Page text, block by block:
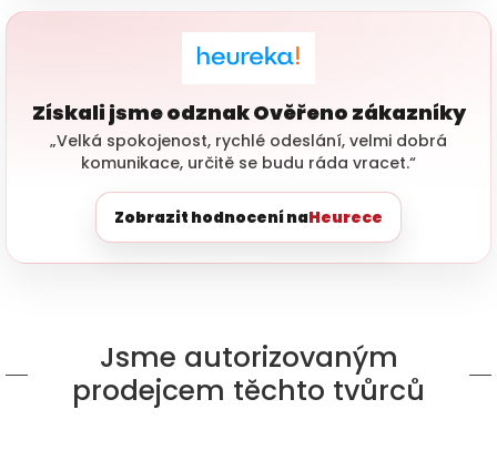
Získali jsme odznak Ověřeno zákazníky
„Velká spokojenost, rychlé odeslání, velmi dobrá
komunikace, určitě se budu ráda vracet.“
Zobrazit hodnocení naHeurece
Jsme autorizovaným
prodejcem těchto tvůrců